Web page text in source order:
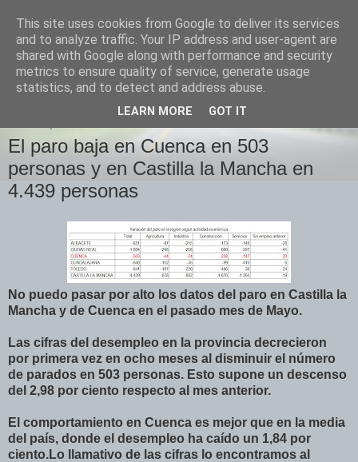
Izquierda Plural
Desde Cuenca para el mundo
El paro baja en Cuenca en 503
personas y en Castilla la Mancha en
4.439 personas
No puedo pasar por alto los datos del paro en Castilla la
Mancha y de Cuenca en el pasado mes de Mayo.
Las cifras del desempleo en la provincia decrecieron
por primera vez en ocho meses al disminuir el número
de parados en 503 personas. Esto supone un descenso
del 2,98 por ciento respecto al mes anterior.
El comportamiento en Cuenca es mejor que en la media
del país, donde el desempleo ha caído un 1,84 por
ciento.Lo llamativo de las cifras lo encontramos al
This site uses cookies from Google to deliver its services
and to analyze traffic. Your IP address and user-agent are
shared with Google along with performance and security
metrics to ensure quality of service, generate usage
statistics, and to detect and address abuse.
LEARN MORE GOT IT